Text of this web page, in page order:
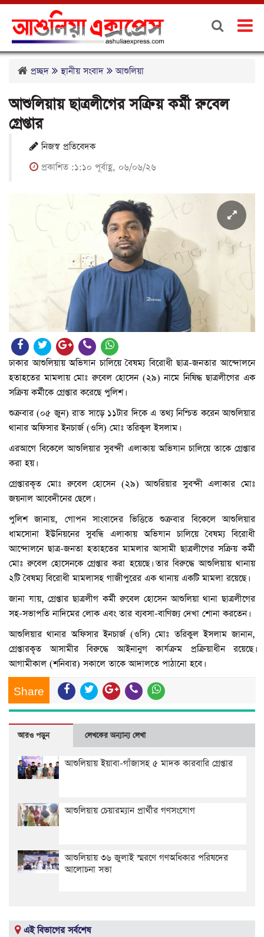
প্রচ্ছদ স্থানীয় সংবাদ আশুলিয়া
আশুলিয়ায় ছাত্রলীগের সক্রিয় কর্মী রুবেল
গ্রেপ্তার
নিজস্ব প্রতিবেদক
প্রকাশিত :১:১০ পূর্বাহ্ণ, ০৬/০৬/২৬
ঢাকার আশুলিয়ায় অভিযান চালিয়ে বৈষম্য বিরোধী ছাত্র-জনতার আন্দোলনে
হতাহতের মামলায় মোঃ রুবেল হোসেন (২৯) নামে নিষিদ্ধ ছাত্রলীগের এক
সক্রিয় কর্মীকে গ্রেপ্তার করেছে পুলিশ।
শুক্রবার (০৫ জুন) রাত সাড়ে ১১টার দিকে এ তথ্য নিশ্চিত করেন আশুলিয়ার
থানার অফিসার ইনচার্জ (ওসি) মোঃ তরিকুল ইসলাম।
এরআগে বিকেলে আশুলিয়ার সুবন্দী এলাকায় অভিযান চালিয়ে তাকে গ্রেপ্তার
করা হয়।
গ্রেপ্তারকৃত মোঃ রুবেল হোসেন (২৯) আশুরিয়ার সুবন্দী এলাকার মোঃ
জয়নাল আবেদীনের ছেলে।
পুলিশ জানায়, গোপন সাংবাদের ভিত্তিতে শুক্রবার বিকেলে আশুলিয়ার
ধামসোনা ইউনিয়নের সুবন্ধি এলাকায় অভিযান চালিয়ে বৈষম্য বিরোধী
আন্দোলনে ছাত্র-জনতা হতাহতের মামলার আসামী ছাত্রলীগের সক্রিয় কর্মী
মোঃ রুবেল হোসেনকে গ্রেপ্তার করা হয়েছে। তার বিরুদ্ধে আশুলিয়ায় থানায়
২টি বৈষম্য বিরোধী মামলাসহ গাজীপুরের এক থানায় একটি মামলা রয়েছে।
জানা যায়, গ্রেপ্তার ছাত্রলীগ কর্মী রুবেল হোসেন আশুলিয়া থানা ছাত্রলীগের
সহ-সভাপতি নাদিমের লোক এবং তার ব্যবসা-বাণিজ্য দেখা শোনা করতেন।
আশুলিয়ার থানার অফিসার ইনচার্জ (ওসি) মোঃ তরিকুল ইসলাম জানান,
গ্রেপ্তারকৃত আসামীর বিরুদ্ধে আইনানুগ কার্যক্রম প্রক্রিয়াধীন রয়েছে।
আগামীকাল (শনিবার) সকালে তাকে আদালতে পাঠানো হবে।
Share
আরও পড়ুন লেখকের অন্যান্য লেখা
আশুলিয়ায় ইয়াবা-গাঁজাসহ ৫ মাদক কারবারি গ্রেপ্তার
আশুলিয়ায় চেয়ারম্যান প্রার্থীর গণসংযোগ
আশুলিয়ায় ৩৬ জুলাই স্মরণে গণঅধিকার পরিষদের
আলোচনা সভা
এই বিভাগের সর্বশেষ